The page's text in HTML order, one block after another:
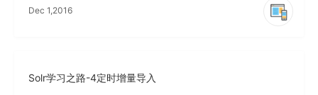
Dec 1,2016
Solr学习之路-4定时增量导入